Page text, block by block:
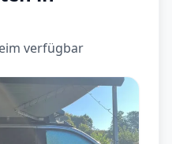
verfügbar